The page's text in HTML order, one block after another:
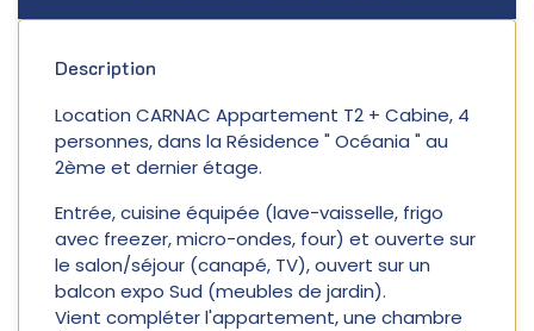
Description
Location CARNAC Appartement T2 + Cabine, 4
personnes, dans la Résidence " Océania " au
2ème et dernier étage.
Entrée, cuisine équipée (lave-vaisselle, frigo
avec freezer, micro-ondes, four) et ouverte sur
le salon/séjour (canapé, TV), ouvert sur un
balcon expo Sud (meubles de jardin).
Vient compléter l'appartement, une chambre